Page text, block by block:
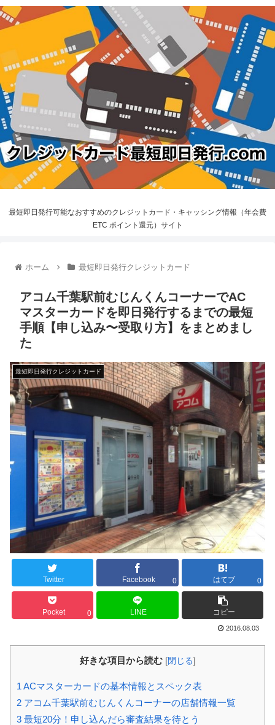
最短即日発行可能なおすすめのクレジットカード・キャッシング情報（年会費
ETC ポイント還元）サイト
ホーム 最短即日発行クレジットカード
アコム千葉駅前むじんくんコーナーでAC
マスターカードを即日発行するまでの最短
手順【申し込み〜受取り方】をまとめまし
た
最短即日発行クレジットカード
Twitter Facebook 0 はてブ 0
Pocket 0 LINE コピー
2016.08.03
好きな項目から読む [閉じる]
1 ACマスターカードの基本情報とスペック表
2 アコム千葉駅前むじんくんコーナーの店舗情報一覧
3 最短20分！申し込んだら審査結果を待とう